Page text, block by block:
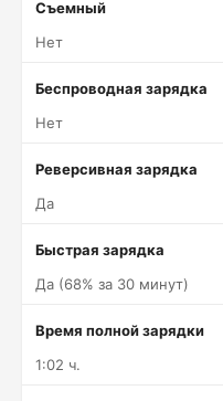
Съемный
Нет
Беспроводная зарядка
Нет
Реверсивная зарядка
Да
Быстрая зарядка
Да (68% за 30 минут)
Время полной зарядки
1:02 ч.